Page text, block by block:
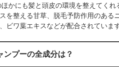
ほかにも髪と頭皮の環境を整えてく
を整える甘草、脱毛予防作用のある
ビワ葉エキスなどが配合されています
ンプーの全成分は？